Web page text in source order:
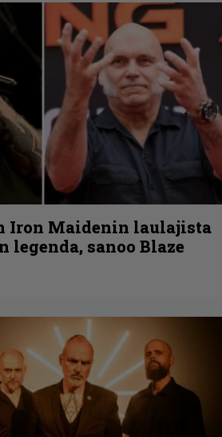
Iron Maidenin laulajista
legenda, sanoo Blaze